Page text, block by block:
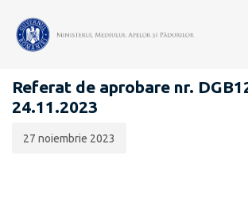
ATRIBUIRE - VÂNĂTOARE
Referat de aprobare nr.
24.11.2023
publicării:
27 noiembrie 2023